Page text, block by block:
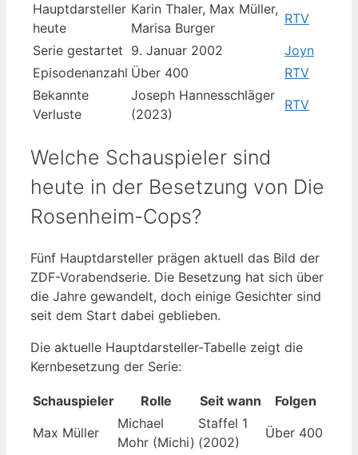
Hauptdarsteller
heute
Karin Thaler, Max Müller,
Marisa Burger
RTV
Serie gestartet 9. Januar 2002
Joyn
Episodenanzahl Über 400
RTV
Bekannte
Verluste
Joseph Hannesschläger
(2023)
RTV
Welche Schauspieler sind
heute in der Besetzung von Die
Rosenheim-Cops?
Fünf Hauptdarsteller prägen aktuell das Bild der
ZDF-Vorabendserie. Die Besetzung hat sich über
die Jahre gewandelt, doch einige Gesichter sind
seit dem Start dabei geblieben.
Die aktuelle Hauptdarsteller-Tabelle zeigt die
Kernbesetzung der Serie:
Schauspieler Rolle Seit wann
Folgen
Max Müller
Michael
Mohr (Michi)
Staffel 1
(2002)
Über 400